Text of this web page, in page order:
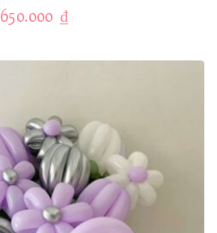
650.000 ₫